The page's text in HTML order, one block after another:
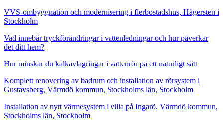
VVS-ombyggnation och modernisering i flerbostadshus, Hägersten i
Stockholm
Vad innebär tryckförändringar i vattenledningar och hur påverkar
det ditt hem?
Hur minskar du kalkavlagringar i vattenrör på ett naturligt sätt
Komplett renovering av badrum och installation av rörsystem i
Gustavsberg, Värmdö kommun, Stockholms län, Stockholm
Installation av nytt värmesystem i villa på Ingarö, Värmdö kommun,
Stockholms län, Stockholm